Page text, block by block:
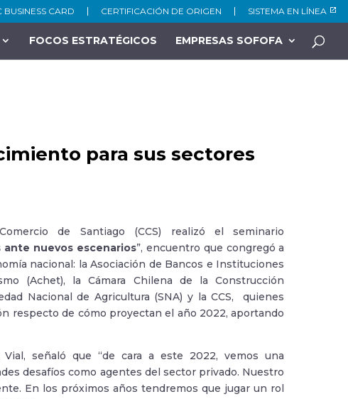
BUSINESS CARD CERTIFICACIÓN DE ORIGEN SISTEMA EN LÍNEA
FOCOS ESTRATÉGICOS EMPRESAS SOFOFA
para sus sectores
de Santiago (CCS) realizó el seminario
ante nuevos escenarios”, encuentro que congregó a
nacional: la Asociación de Bancos e Instituciones
(Achet), la Cámara Chilena de la Construcción
Nacional de Agricultura (SNA) y la CCS, quienes
respecto de cómo proyectan el año 2022, aportando
señaló que “de cara a este 2022, vemos una
desafíos como agentes del sector privado. Nuestro
En los próximos años tendremos que jugar un rol